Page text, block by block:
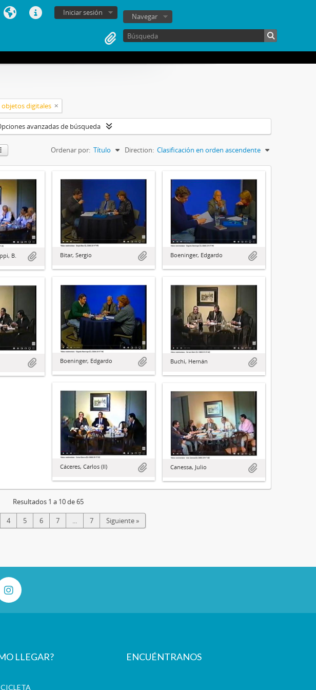
Iniciar sesión Navegar
objetos digitales
avanzadas de búsqueda
Ordenar por: Título Direction: Clasificación en orden ascendente
B. Bitar, Sergio Boeninger, Edgardo
Boeninger, Edgardo Buchi, Hernán
Cáceres, Carlos (II) Canessa, Julio
Resultados 1 a 10 de 65
4 5 6 7 ... 7 Siguiente »
LLEGAR? ENCUÉNTRANOS